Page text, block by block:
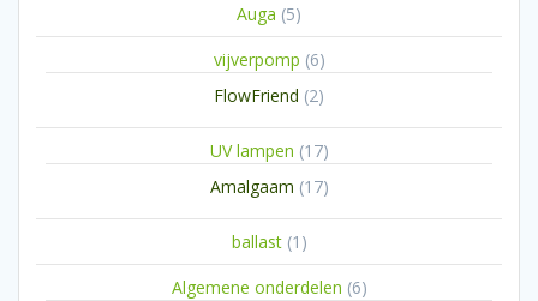
Auga 55
producten
vijverpomp 66
FlowFriend 22
UV lampen 1717
Amalgaam 1717
ballast 1 1
product
Algemene onderdelen 66